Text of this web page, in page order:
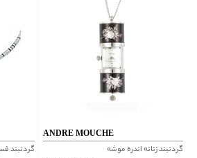
گردنبند فسیل
ANDRE MOUCHE
گردنبند زنانه اندره موشه